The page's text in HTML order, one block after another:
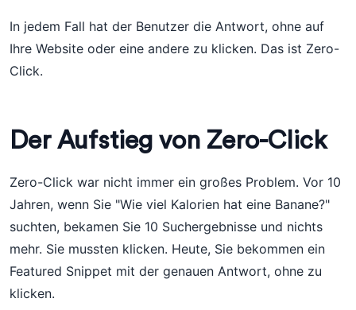
In jedem Fall hat der Benutzer die Antwort, ohne auf
Ihre Website oder eine andere zu klicken. Das ist Zero-
Click.
Der Aufstieg von Zero-Click
Zero-Click war nicht immer ein großes Problem. Vor 10
Jahren, wenn Sie "Wie viel Kalorien hat eine Banane?"
suchten, bekamen Sie 10 Suchergebnisse und nichts
mehr. Sie mussten klicken. Heute, Sie bekommen ein
Featured Snippet mit der genauen Antwort, ohne zu
klicken.